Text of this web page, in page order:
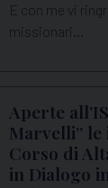
E con me vi
missionari…
Aperte
Marvelli”
Corso di
in Dialogo